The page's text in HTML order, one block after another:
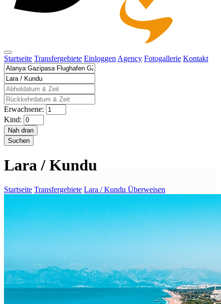
Startseite Transfergebiete Einloggen Agency Fotogallerie Kontakt
Erwachsene:
Kind:
Nah dran
Suchen
Lara / Kundu
Startseite Transfergebiete Lara / Kundu Überweisen